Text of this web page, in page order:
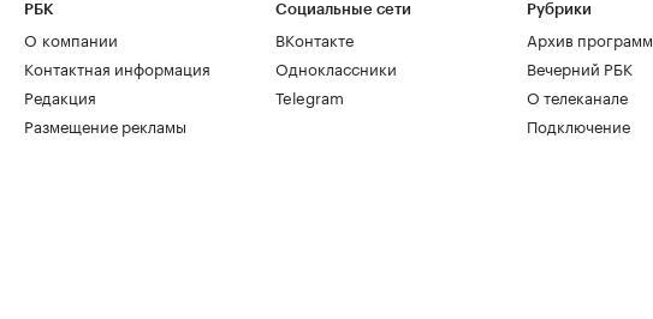
РБК
О компании
Контактная информация
Редакция
Размещение рекламы
Социальные сети
ВКонтакте
Одноклассники
Telegram
Рубрики
Архив программ
Вечерний РБК
О телеканале
Подключение